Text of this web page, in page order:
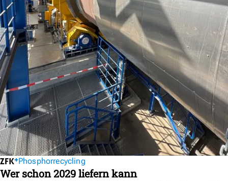
Phosphorrecycling
Wer schon 2029 liefern kann